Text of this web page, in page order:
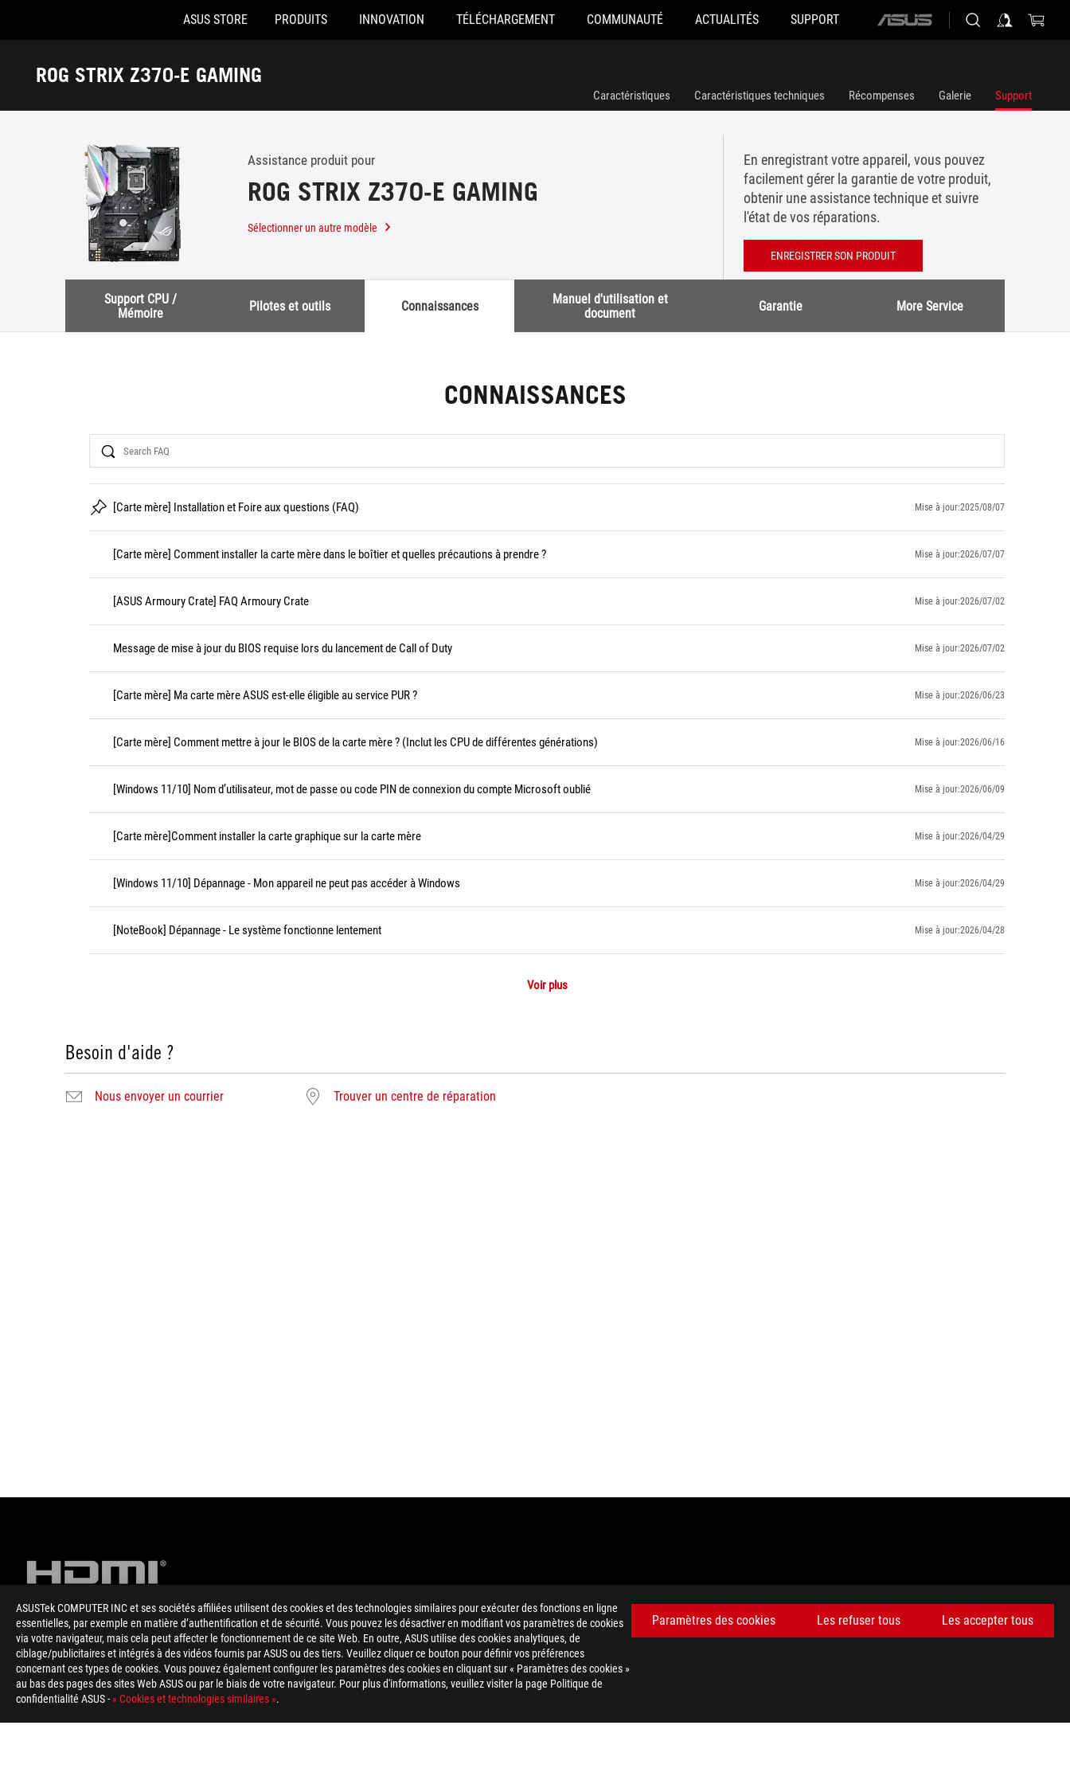
ASUSTek COMPUTER INC et ses sociétés affiliées utilisent des cookies et des technologies similaires pour exécuter des fonctions en ligne
essentielles, par exemple en matière d’authentification et de sécurité. Vous pouvez les désactiver en modifiant vos paramètres de cookies
via votre navigateur, mais cela peut affecter le fonctionnement de ce site Web. En outre, ASUS utilise des cookies analytiques, de
ciblage/publicitaires et intégrés à des vidéos fournis par ASUS ou des tiers. Veuillez cliquer ce bouton pour définir vos préférences
concernant ces types de cookies. Vous pouvez également configurer les paramètres des cookies en cliquant sur « Paramètres des cookies »
au bas des pages des sites Web ASUS ou par le biais de votre navigateur. Pour plus d'informations, veuillez visiter la page Politique de
confidentialité ASUS -« Cookies et technologies similaires ».
Paramètres des cookies Les refuser tous Les accepter tous
Accessibility links
ASUS STORE PRODUITS INNOVATION TÉLÉCHARGEMENT COMMUNAUTÉ ACTUALITÉS SUPPORT
ASUS
ROG STRIX Z370-E GAMING
Support
Caractéristiques Caractéristiques techniques Récompenses Galerie Support
Assistance produit pour
ROG STRIX Z370-E GAMING
Sélectionner un autre modèle
En enregistrant votre appareil, vous pouvez
facilement gérer la garantie de votre produit,
obtenir une assistance technique et suivre
l'état de vos réparations.
ENREGISTRER SON PRODUIT
Support CPU /
Mémoire
Pilotes et outils Connaissances
Manuel d'utilisation et
document
Garantie More Service
CONNAISSANCES
Search
[Carte mère] Installation et Foire aux questions (FAQ) Mise à jour:2025/08/07
[Carte mère] Comment installer la carte mère dans le boîtier et quelles précautions à prendre ? Mise à jour:2026/07/07
[ASUS Armoury Crate] FAQ Armoury Crate Mise à jour:2026/07/02
Message de mise à jour du BIOS requise lors du lancement de Call of Duty Mise à jour:2026/07/02
[Carte mère] Ma carte mère ASUS est-elle éligible au service PUR ? Mise à jour:2026/06/23
[Carte mère] Comment mettre à jour le BIOS de la carte mère ? (Inclut les CPU de différentes générations) Mise à jour:2026/06/16
[Windows 11/10] Nom d’utilisateur, mot de passe ou code PIN de connexion du compte Microsoft oublié Mise à jour:2026/06/09
[Carte mère]Comment installer la carte graphique sur la carte mère Mise à jour:2026/04/29
[Windows 11/10] Dépannage - Mon appareil ne peut pas accéder à Windows Mise à jour:2026/04/29
[NoteBook] Dépannage - Le système fonctionne lentement Mise à jour:2026/04/28
Voir plus
Besoin d'aide ?
Nous envoyer un courrier Trouver un centre de réparation
Disclaimer
Cartes mères
Les termes HDMI, interface multimédia haute définition HDMI et habillage commercial HDMI, et les logos HDMI sont des marques commerciales et des marques déposées de HDMI Licensing
Administrator, Inc.
Le prix ASUS Store affiché est donné à titre indicatif et dépend des options sélectionnées et disponibles. Veuillez noter que les caractéristiques du produit et les accessoires présentés peuvent varier
Site ROG